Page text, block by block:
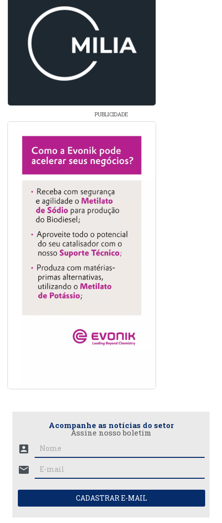
PUBLICIDADE
Acompanhe as notícias do setor
Assine nosso boletim
account_box
mail
CADASTRAR E-MAIL